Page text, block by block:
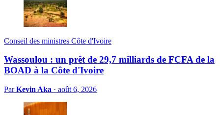
Conseil des ministres Côte d'Ivoire
Wassoulou : un prêt de 29,7 milliards de FCFA de la
BOAD à la Côte d'Ivoire
ParKevin Aka · août 6, 2026